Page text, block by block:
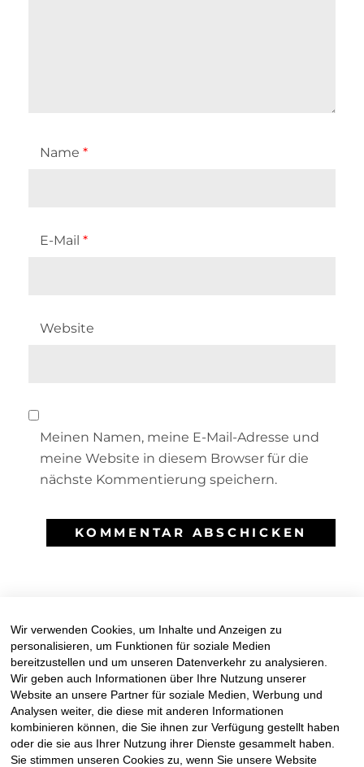
Name *
E-Mail *
Website
Meinen Namen, meine E-Mail-Adresse und
meine Website in diesem Browser für die
nächste Kommentierung speichern.
Facebook
Mail
Wir verwenden Cookies, um Inhalte und Anzeigen zu
personalisieren, um Funktionen für soziale Medien
bereitzustellen und um unseren Datenverkehr zu analysieren.
Wir geben auch Informationen über Ihre Nutzung unserer
Website an unsere Partner für soziale Medien, Werbung und
Analysen weiter, die diese mit anderen Informationen
kombinieren können, die Sie ihnen zur Verfügung gestellt haben
oder die sie aus Ihrer Nutzung ihrer Dienste gesammelt haben.
Sie stimmen unseren Cookies zu, wenn Sie unsere Website